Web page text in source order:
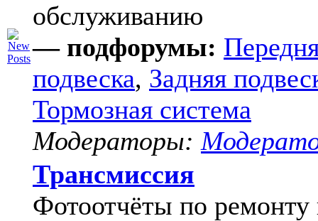
обслуживанию
— подфорумы:
подвеска, Задняя
Тормозная система
Модераторы:
Трансмиссия
Фотоотчёты по ремонту